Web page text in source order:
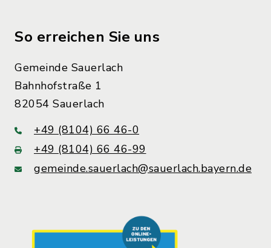
So erreichen Sie uns
Gemeinde Sauerlach
Bahnhofstraße 1
82054 Sauerlach
+49 (8104) 66 46-0
+49 (8104) 66 46-99
gemeinde.sauerlach@sauerlach.bayern.de